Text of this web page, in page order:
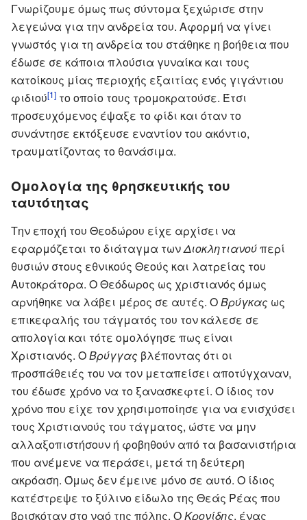
Γνωρίζουμε όμως πως σύντομα ξεχώρισε στην
λεγεώνα για την ανδρεία του. Αφορμή να γίνει
γνωστός για τη ανδρεία του στάθηκε η βοήθεια που
έδωσε σε κάποια πλούσια γυναίκα και τους
κατοίκους μίας περιοχής εξαιτίας ενός γιγάντιου
φιδιού[1] το οποίο τους τρομοκρατούσε. Έτσι
προσευχόμενος έψαξε το φίδι και όταν το
συνάντησε εκτόξευσε εναντίον του ακόντιο,
τραυματίζοντας το θανάσιμα.
Ομολογία της θρησκευτικής του
ταυτότητας
Την εποχή του Θεοδώρου είχε αρχίσει να
εφαρμόζεται το διάταγμα τωνΔιοκλητιανούπερί
θυσιών στους εθνικούς Θεούς και λατρείας του
Αυτοκράτορα. Ο Θεόδωρος ως χριστιανός όμως
αρνήθηκε να λάβει μέρος σε αυτές. ΟΒρύγκας ως
επικεφαλής του τάγματός του τον κάλεσε σε
απολογία και τότε ομολόγησε πως είναι
Χριστιανός. ΟΒρύγγας βλέποντας ότι οι
προσπάθειές του να τον μεταπείσει αποτύγχαναν,
του έδωσε χρόνο να το ξανασκεφτεί. Ο ίδιος τον
χρόνο που είχε τον χρησιμοποίησε για να ενισχύσει
τους Χριστιανούς του τάγματος, ώστε να μην
αλλαξοπιστήσουν ή φοβηθούν από τα βασανιστήρια
που ανέμενε να περάσει, μετά τη δεύτερη
ακρόαση. Όμως δεν έμεινε μόνο σε αυτό. Ο ίδιος
κατέστρεψε το ξύλινο είδωλο της Θεάς Ρέας που
βρισκόταν στο ναό της πόλης. ΟΚρονίδης, ένας